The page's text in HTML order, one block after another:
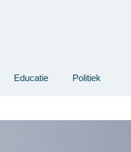
Educatie Politiek